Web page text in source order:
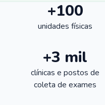
+100
unidades físicas
+3 mil
clínicas e postos de
coleta de exames